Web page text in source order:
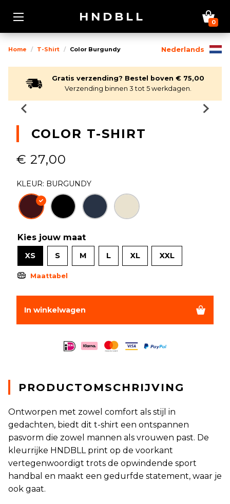
HNDBLL 0
Nederlands
Home T-Shirt Color Burgundy
Gratis verzending? Bestel boven € 75,00
Verzending binnen 3 tot 5 werkdagen.
COLOR T-SHIRT
€ 27,00
KLEUR: BURGUNDY
Kies jouw maat
XS S M L XL XXL
Maattabel
In winkelwagen
PRODUCTOMSCHRIJVING
Ontworpen met zowel comfort als stijl in
gedachten, biedt dit t-shirt een ontspannen
pasvorm die zowel mannen als vrouwen past. De
kleurrijke HNDBLL print op de voorkant
vertegenwoordigt trots de opwindende sport
handbal en maakt een gedurfde statement, waar je
ook gaat.